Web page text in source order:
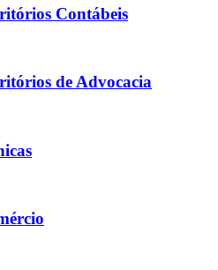
Contábeis
de Advocacia